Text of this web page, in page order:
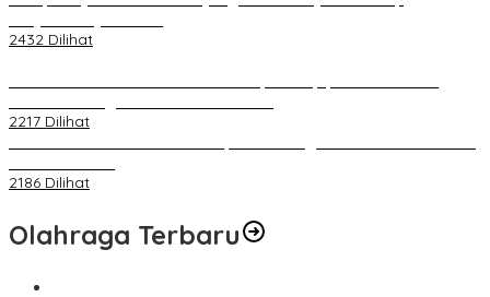
2432 Dilihat
2217 Dilihat
2186 Dilihat
Olahraga Terbaru